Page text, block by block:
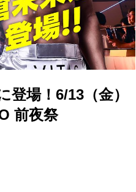
登場！6/13（金）
前夜祭